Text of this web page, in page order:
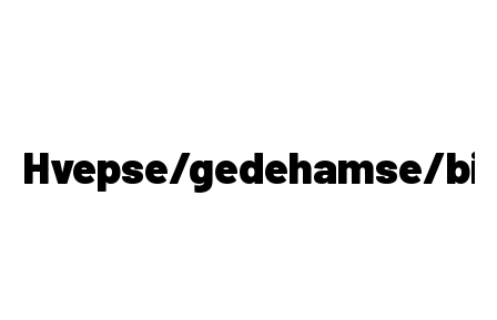
Hvepse/gedehamse/